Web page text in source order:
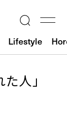
Lifestyle
人」